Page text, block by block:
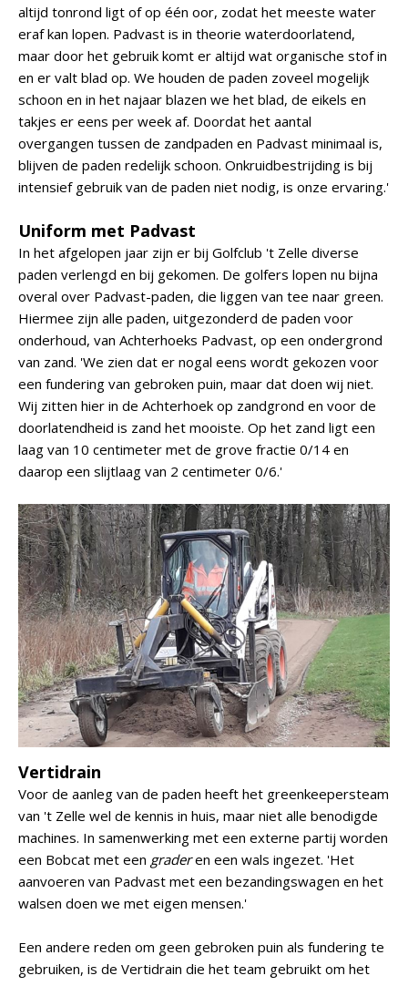
altijd tonrond ligt of op één oor, zodat het meeste water
eraf kan lopen. Padvast is in theorie waterdoorlatend,
maar door het gebruik komt er altijd wat organische stof in
en er valt blad op. We houden de paden zoveel mogelijk
schoon en in het najaar blazen we het blad, de eikels en
takjes er eens per week af. Doordat het aantal
overgangen tussen de zandpaden en Padvast minimaal is,
blijven de paden redelijk schoon. Onkruidbestrijding is bij
intensief gebruik van de paden niet nodig, is onze ervaring.'
Uniform met Padvast
In het afgelopen jaar zijn er bij Golfclub 't Zelle diverse
paden verlengd en bij gekomen. De golfers lopen nu bijna
overal over Padvast-paden, die liggen van tee naar green.
Hiermee zijn alle paden, uitgezonderd de paden voor
onderhoud, van Achterhoeks Padvast, op een ondergrond
van zand. 'We zien dat er nogal eens wordt gekozen voor
een fundering van gebroken puin, maar dat doen wij niet.
Wij zitten hier in de Achterhoek op zandgrond en voor de
doorlatendheid is zand het mooiste. Op het zand ligt een
laag van 10 centimeter met de grove fractie 0/14 en
daarop een slijtlaag van 2 centimeter 0/6.'
Vertidrain
Voor de aanleg van de paden heeft het greenkeepersteam
van 't Zelle wel de kennis in huis, maar niet alle benodigde
machines. In samenwerking met een externe partij worden
een Bobcat met een graderen een wals ingezet. 'Het
aanvoeren van Padvast met een bezandingswagen en het
walsen doen we met eigen mensen.'
Een andere reden om geen gebroken puin als fundering te
gebruiken, is de Vertidrain die het team gebruikt om het